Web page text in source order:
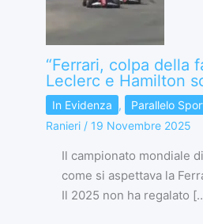
“Ferrari, colpa della
Leclerc e Hamilton
In Evidenza , Parallelo
Ranieri / 19 Novembre 2025
Il campionato mondiale
come si aspettava la
Il 2025 non ha regalato